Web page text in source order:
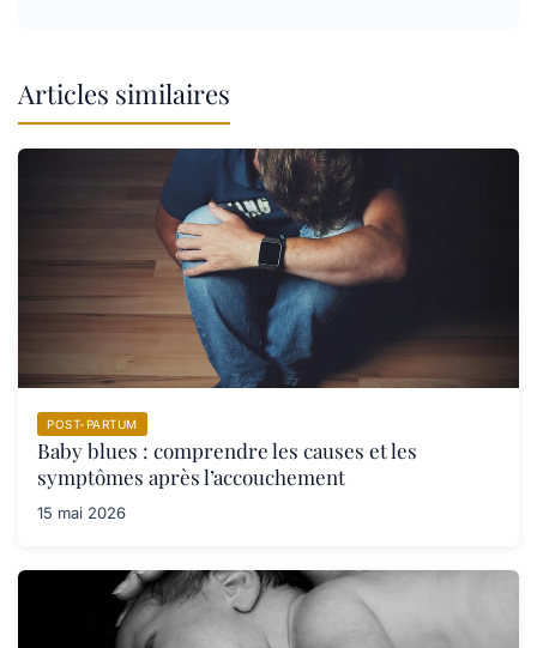
Articles similaires
POST-PARTUM
Baby blues : comprendre les causes et les
symptômes après l’accouchement
15 mai 2026